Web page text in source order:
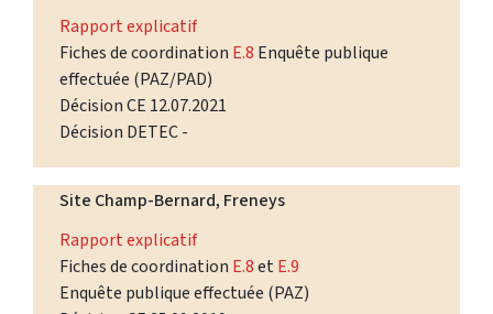
Rapport explicatif
Fiches de coordination E.8 Enquête publique
effectuée (PAZ/PAD)
Décision CE 12.07.2021
Décision DETEC -
Site Champ-Bernard, Freneys
Rapport explicatif
Fiches de coordination E.8etE.9
Enquête publique effectuée (PAZ)